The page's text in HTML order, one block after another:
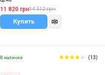
11 820 грн14 512 грн
Купить
В наличии (13)